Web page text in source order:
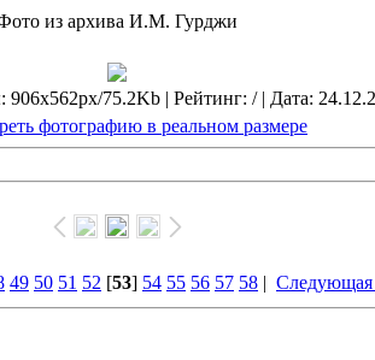
из архива И.М. Гурджи
75.2Kb | Рейтинг: / | Дата:
фотографию в реальном размере
49 50 51 52 [53] 54 55 56 57 58 | Следующая